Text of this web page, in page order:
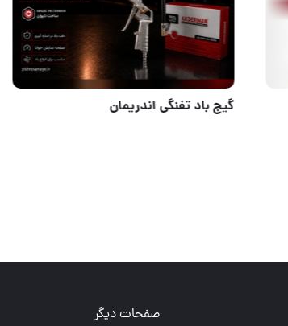
عدم موجودی شرکت
صفحات دیگر